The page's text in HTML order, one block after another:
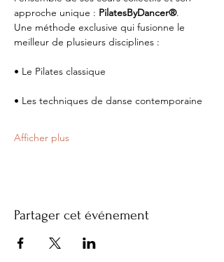
approche unique : PilatesByDancer®.
Une méthode exclusive qui fusionne le
meilleur de plusieurs disciplines :
• Le Pilates classique
• Les techniques de danse contemporaine
Afficher plus
Partager cet événement